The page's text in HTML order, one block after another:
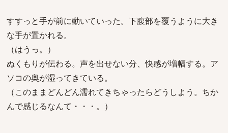
すすっと手が前に動いていった。下腹部を覆うように大き
な手が置かれる。
（はうっ。）
ぬくもりが伝わる。声を出せない分、快感が増幅する。ア
ソコの奥が湿ってきている。
（このままどんどん濡れてきちゃったらどうしよう。ちか
んで感じるなんて・・・。）